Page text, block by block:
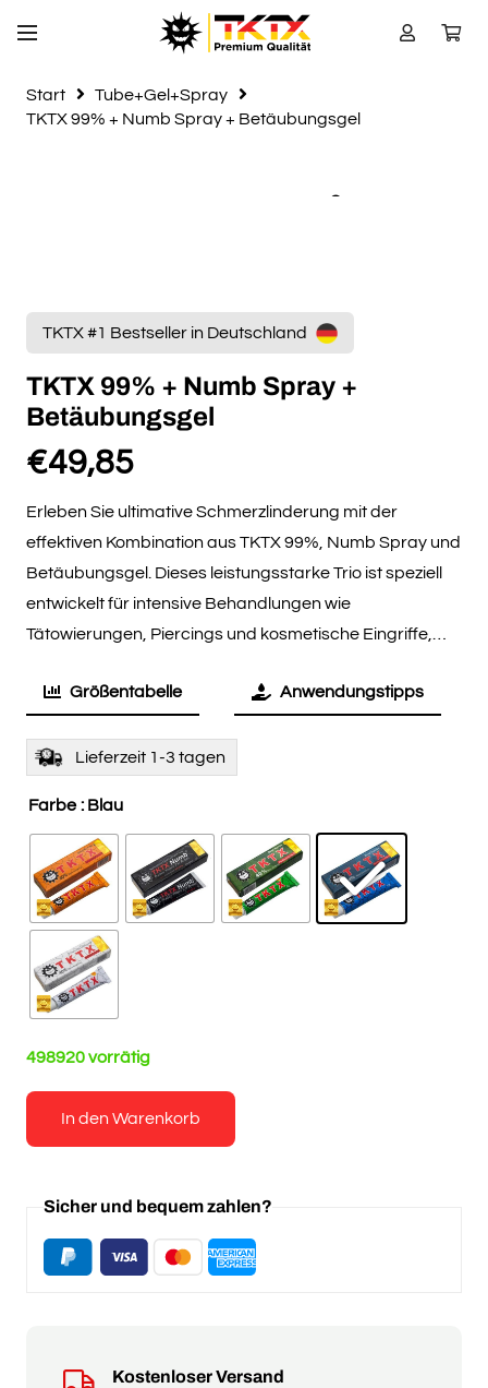
Start
Tube+Gel+Spray
TKTX 99% + Numb Spray + Betäubungsgel
TKTX #1 Bestseller in Deutschland
TKTX 99% + Numb Spray +
Betäubungsgel
€49,85
Erleben Sie ultimative Schmerzlinderung mit der
effektiven Kombination aus TKTX 99%, Numb Spray und
Betäubungsgel. Dieses leistungsstarke Trio ist speziell
entwickelt für intensive Behandlungen wie
Tätowierungen, Piercings und kosmetische Eingriffe,…
Größentabelle Anwendungstipps
Lieferzeit 1-3 tagen
Farbe : Blau
498920 vorrätig
In den Warenkorb
Sicher und bequem zahlen?
Kostenloser Versand